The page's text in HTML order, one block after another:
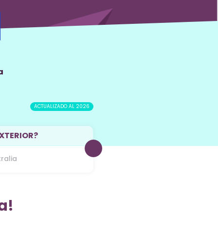
ACTUALIZADO AL 2026